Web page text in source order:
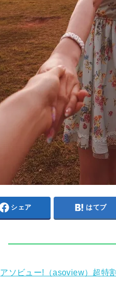
シェア はてブ
アソビュー!（asoview）超特割